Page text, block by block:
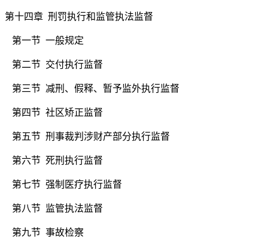
第十四章 刑罚执行和监管执法监督
第一节 一般规定
第二节 交付执行监督
第三节 减刑、假释、暂予监外执行监督
第四节 社区矫正监督
第五节 刑事裁判涉财产部分执行监督
第六节 死刑执行监督
第七节 强制医疗执行监督
第八节 监管执法监督
第九节 事故检察